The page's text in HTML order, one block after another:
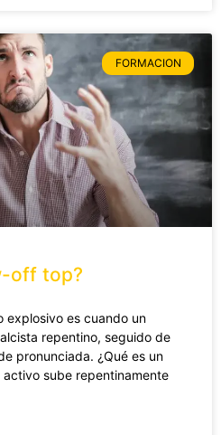
FORMACION
off top?
es cuando un
repentino, seguido de
pronunciada. ¿Qué es un
sube repentinamente